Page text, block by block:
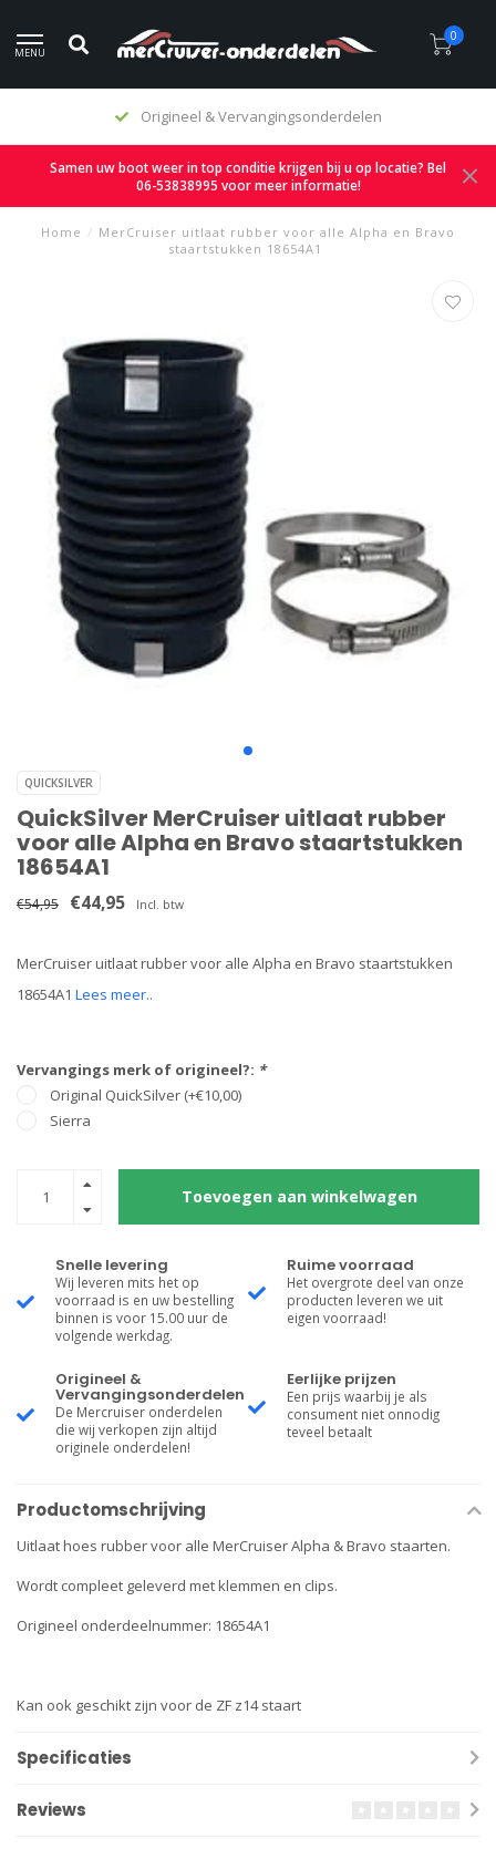
MENU
0
Eerlijke prijzen
Samen uw boot weer in top conditie krijgen bij u op locatie? Bel
06-53838995 voor meer informatie!
Home / MerCruiser uitlaat rubber voor alle Alpha en Bravo
staartstukken 18654A1
QUICKSILVER
QuickSilver MerCruiser uitlaat rubber
voor alle Alpha en Bravo staartstukken
18654A1
€54,95 €44,95 Incl. btw
MerCruiser uitlaat rubber voor alle Alpha en Bravo staartstukken
18654A1 Lees meer..
Vervangings merk of origineel?: *
Original QuickSilver (+€10,00)
Sierra
Toevoegen aan winkelwagen
Snelle levering
Wij leveren mits het op
voorraad is en uw bestelling
binnen is voor 15.00 uur de
volgende werkdag.
Ruime voorraad
Het overgrote deel van onze
producten leveren we uit
eigen voorraad!
Origineel &
Vervangingsonderdelen
De Mercruiser onderdelen
die wij verkopen zijn altijd
originele onderdelen!
Eerlijke prijzen
Een prijs waarbij je als
consument niet onnodig
teveel betaalt
Productomschrijving
Uitlaat hoes rubber voor alle MerCruiser Alpha & Bravo staarten.
Wordt compleet geleverd met klemmen en clips.
Origineel onderdeelnummer: 18654A1
Kan ook geschikt zijn voor de ZF z14 staart
Specificaties
Reviews